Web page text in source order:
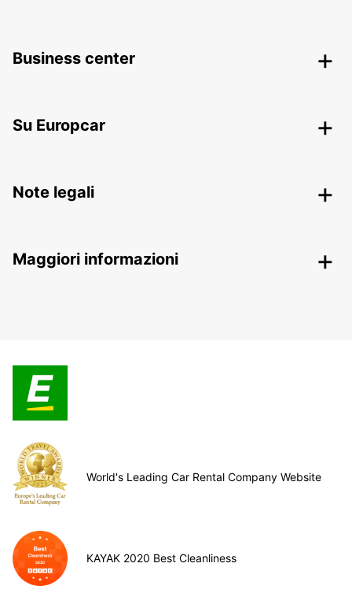
Business center
Su Europcar
Note legali
Maggiori informazioni
World's Leading Car Rental Company Website
KAYAK 2020 Best Cleanliness